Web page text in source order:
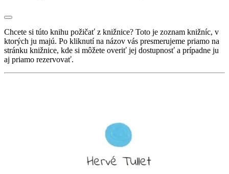
Chcete si túto knihu požičať z knižnice? Toto je zoznam knižníc, v
ktorých ju majú. Po kliknutí na názov vás presmerujeme priamo na
stránku knižnice, kde si môžete overiť jej dostupnosť a prípadne ju
aj priamo rezervovať.